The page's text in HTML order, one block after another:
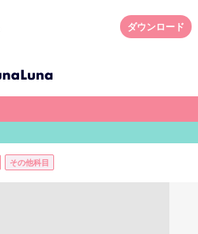
ダウンロード
その他科目